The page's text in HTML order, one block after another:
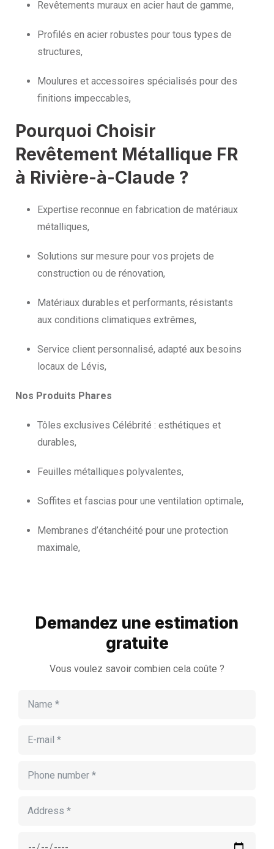
Revêtements muraux en acier haut de gamme,
Profilés en acier robustes pour tous types de
structures,
Moulures et accessoires spécialisés pour des
finitions impeccables,
Pourquoi Choisir
Revêtement Métallique FR
à Rivière-à-Claude ?
Expertise reconnue en fabrication de matériaux
métalliques,
Solutions sur mesure pour vos projets de
construction ou de rénovation,
Matériaux durables et performants, résistants
aux conditions climatiques extrêmes,
Service client personnalisé, adapté aux besoins
locaux de Lévis,
Nos Produits Phares
Tôles exclusives Célébrité : esthétiques et
durables,
Feuilles métalliques polyvalentes,
Soffites et fascias pour une ventilation optimale,
Membranes d’étanchéité pour une protection
maximale,
Demandez une estimation
gratuite
Vous voulez savoir combien cela coûte ?